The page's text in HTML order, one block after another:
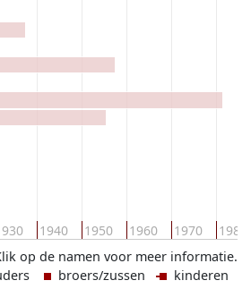
1940 1950 1960 1970 1980
op de namen voor meer informatie.
broers/zussen kinderen